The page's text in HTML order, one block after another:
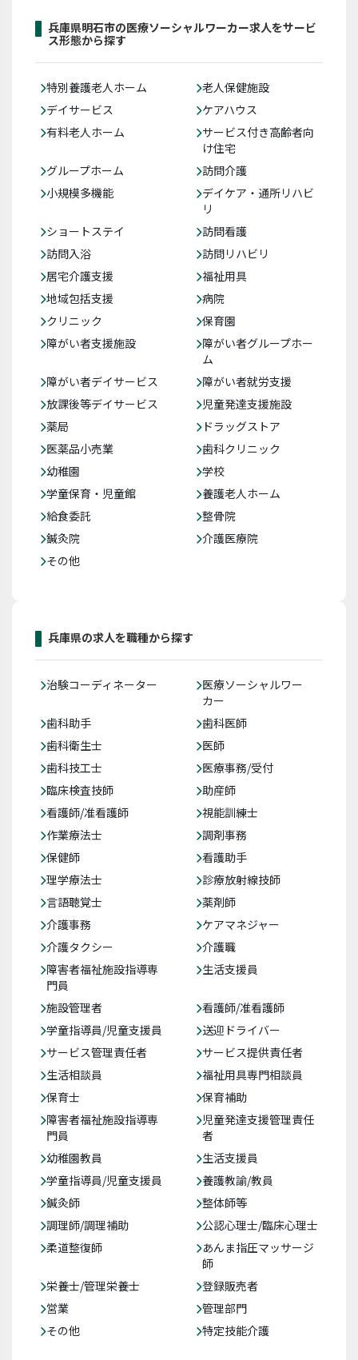
兵庫県明石市の医療ソーシャルワーカー求人をサービ
ス形態から探す
特別養護老人ホーム
老人保健施設
デイサービス
ケアハウス
有料老人ホーム
サービス付き高齢者向
け住宅
グループホーム
訪問介護
小規模多機能
デイケア・通所リハビ
リ
ショートステイ
訪問看護
訪問入浴
訪問リハビリ
居宅介護支援
福祉用具
地域包括支援
病院
クリニック
保育園
障がい者支援施設
障がい者グループホー
ム
障がい者デイサービス
障がい者就労支援
放課後等デイサービス
児童発達支援施設
薬局
ドラッグストア
医薬品小売業
歯科クリニック
幼稚園
学校
学童保育・児童館
養護老人ホーム
給食委託
整骨院
鍼灸院
介護医療院
その他
兵庫県の求人を職種から探す
治験コーディネーター
医療ソーシャルワー
カー
歯科助手
歯科医師
歯科衛生士
医師
歯科技工士
医療事務/受付
臨床検査技師
助産師
看護師/准看護師
視能訓練士
作業療法士
調剤事務
保健師
看護助手
理学療法士
診療放射線技師
言語聴覚士
薬剤師
介護事務
ケアマネジャー
介護タクシー
介護職
障害者福祉施設指導専
門員
生活支援員
施設管理者
看護師/准看護師
学童指導員/児童支援員
送迎ドライバー
サービス管理責任者
サービス提供責任者
生活相談員
福祉用具専門相談員
保育士
保育補助
障害者福祉施設指導専
門員
児童発達支援管理責任
者
幼稚園教員
生活支援員
学童指導員/児童支援員
養護教諭/教員
鍼灸師
整体師等
調理師/調理補助
公認心理士/臨床心理士
柔道整復師
あんま指圧マッサージ
師
栄養士/管理栄養士
登録販売者
営業
管理部門
その他
特定技能介護